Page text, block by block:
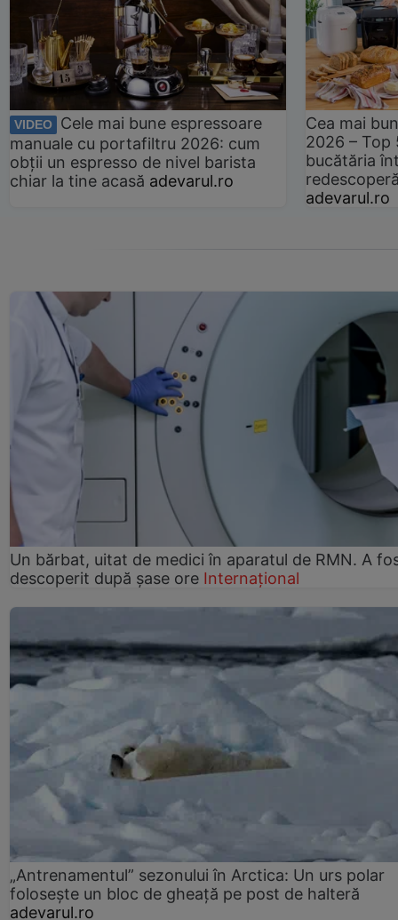
VIDEO
Cele mai bune espressoare
manuale cu portafiltru 2026: cum
obții un espresso de nivel barista
chiar la tine acasă adevarul.ro
Cea mai
2026 –
bucătăria
adevarul.ro
Un bărbat, uitat de medici în aparatul de RMN. A
descoperit după șase ore Internațional
„Antrenamentul” sezonului în Arctica: Un urs polar
folosește un bloc de gheață pe post de halteră
adevarul.ro